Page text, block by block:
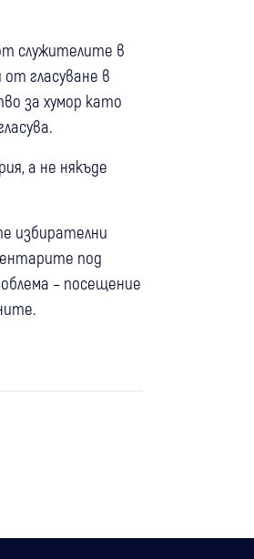
служителите в
гласуване в
за хумор като
а не някъде
избирателни
под
– посещение
бюлетини
на